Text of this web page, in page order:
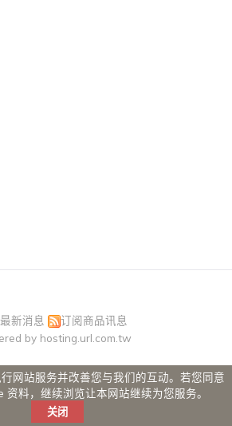
新消息
订阅商品讯息
by hosting.url.com.tw
网站服务并改善您与我们的互动。若您同意
资料，继续浏览让本网站继续为您服务。